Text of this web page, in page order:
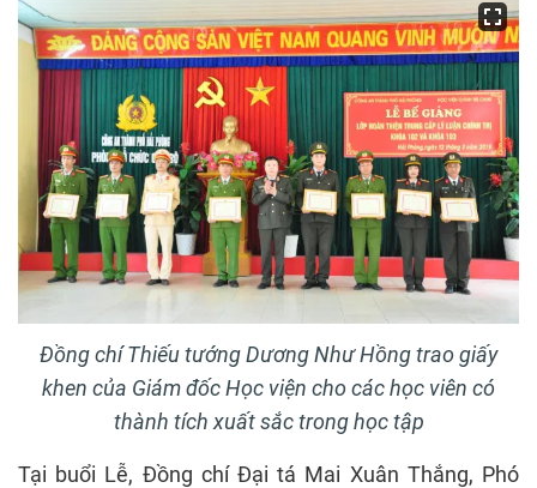
Đồng chí Thiếu tướng Dương Như Hồng trao giấy
khen của Giám đốc Học viện cho các học viên có
thành tích xuất sắc trong học tập
Tại buổi Lễ, Đồng chí Đại tá Mai Xuân Thắng, Phó